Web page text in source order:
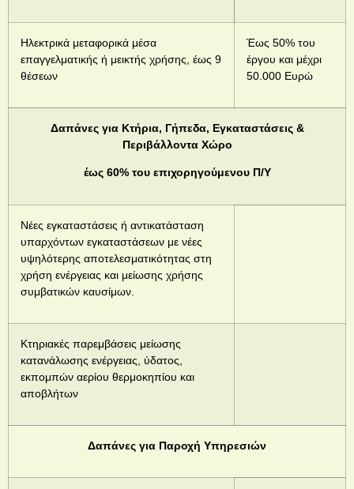
Ηλεκτρικά μεταφορικά μέσα
επαγγελματικής ή μεικτής χρήσης, έως 9
θέσεων
Έως 50% του
έργου και μέχρι
50.000 Ευρώ
Δαπάνες για Κτήρια, Γήπεδα, Εγκαταστάσεις &
Περιβάλλοντα Χώρο
έως 60% του επιχορηγούμενου Π/Υ
Νέες εγκαταστάσεις ή αντικατάσταση
υπαρχόντων εγκαταστάσεων με νέες
υψηλότερης αποτελεσματικότητας στη
χρήση ενέργειας και μείωσης χρήσης
συμβατικών καυσίμων.
Κτηριακές παρεμβάσεις μείωσης
κατανάλωσης ενέργειας, ύδατος,
εκπομπών αερίου θερμοκηπίου και
αποβλήτων
Δαπάνες για Παροχή Υπηρεσιών